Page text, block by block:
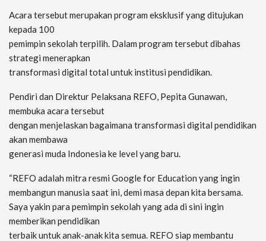
Acara tersebut merupakan program eksklusif yang ditujukan
kepada 100
pemimpin sekolah terpilih. Dalam program tersebut dibahas
strategi menerapkan
transformasi digital total untuk institusi pendidikan.
Pendiri dan Direktur Pelaksana REFO, Pepita Gunawan,
membuka acara tersebut
dengan menjelaskan bagaimana transformasi digital pendidikan
akan membawa
generasi muda Indonesia ke level yang baru.
“REFO adalah mitra resmi Google for Education yang ingin
membangun manusia saat ini, demi masa depan kita bersama.
Saya yakin para pemimpin sekolah yang ada di sini ingin
memberikan pendidikan
terbaik untuk anak-anak kita semua. REFO siap membantu